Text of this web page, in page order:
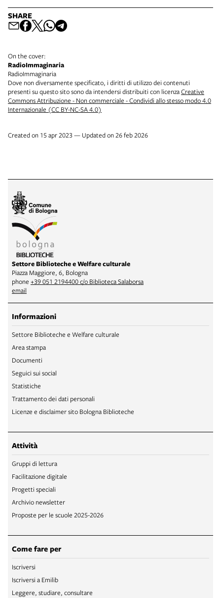
SHARE
On the cover:
RadioImmaginaria
RadioImmaginaria
Dove non diversamente specificato, i diritti di utilizzo dei contenuti
presenti su questo sito sono da intendersi distribuiti con licenzaCreative
Commons Attribuzione - Non commerciale - Condividi allo stesso modo 4.0
Internazionale (CC BY-NC-SA 4.0)
Created on 15 apr 2023 — Updated on 26 feb 2026
Settore Biblioteche e Welfare culturale
Piazza Maggiore, 6, Bologna
phone +39 051 2194400 c/o Biblioteca Salaborsa
email
Informazioni
Settore Biblioteche e Welfare culturale
Area stampa
Documenti
Seguici sui social
Statistiche
Trattamento dei dati personali
Licenze e disclaimer sito Bologna Biblioteche
Attività
Gruppi di lettura
Facilitazione digitale
Progetti speciali
Archivio newsletter
Proposte per le scuole 2025-2026
Come fare per
Iscriversi
Iscriversi a Emilib
Leggere, studiare, consultare